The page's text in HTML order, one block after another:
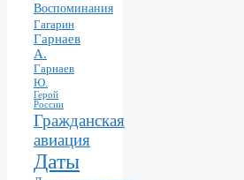
Воспоминания
Гагарин
Гарнаев
А.
Гарнаев
Ю.
Герой
России
Гражданская
авиация
Даты